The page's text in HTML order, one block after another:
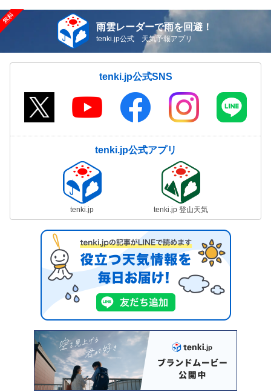
雨雲レーダーで雨を回避！
tenki.jp公式 天気予報アプリ
tenki.jp公式SNS
tenki.jp公式アプリ
tenki.jp tenki.jp 登山天気